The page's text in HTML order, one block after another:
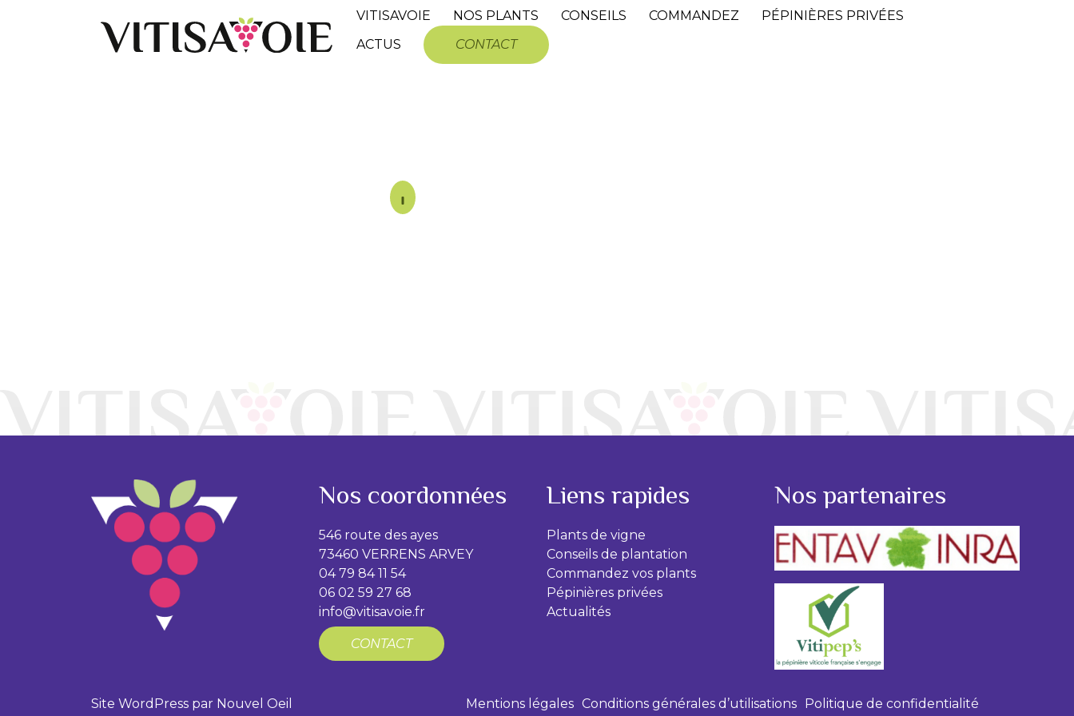
VITISAVOIE NOS PLANTS CONSEILS COMMANDEZ
PÉPINIÈRES PRIVÉES
ACTUS
CONTACT
Nos coordonnées
546 route des ayes
73460 VERRENS ARVEY
04 79 84 11 54
06 02 59 27 68
info@vitisavoie.fr
CONTACT
Liens rapides
Plants de vigne
Conseils de plantation
Commandez vos plants
Pépinières privées
Actualités
Nos partenaires
Site WordPress par Nouvel Oeil Mentions légales Conditions générales d’utilisations Politique de confidentialité